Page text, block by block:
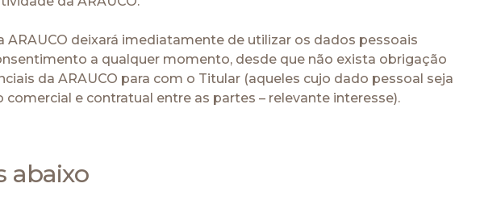
deixará imediatamente de utilizar os dados pessoais
a qualquer momento, desde que não exista obrigação
da ARAUCO para com o Titular (aqueles cujo dado pessoal seja
e contratual entre as partes – relevante interesse).
abaixo